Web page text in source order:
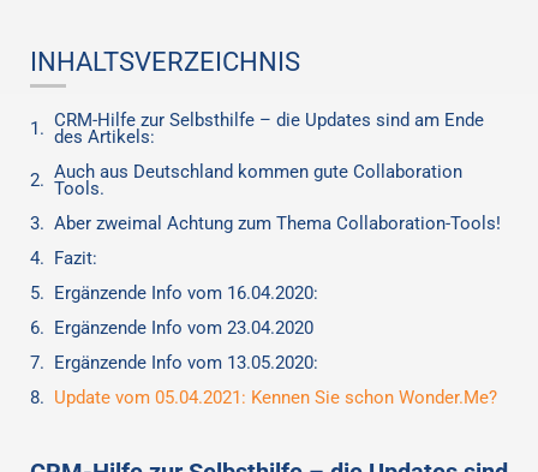
INHALTSVERZEICHNIS
CRM-Hilfe zur Selbsthilfe – die Updates sind am Ende
des Artikels:
Auch aus Deutschland kommen gute Collaboration
Tools.
Aber zweimal Achtung zum Thema Collaboration-Tools!
Fazit:
Ergänzende Info vom 16.04.2020:
Ergänzende Info vom 23.04.2020
Ergänzende Info vom 13.05.2020:
Update vom 05.04.2021: Kennen Sie schon Wonder.Me?